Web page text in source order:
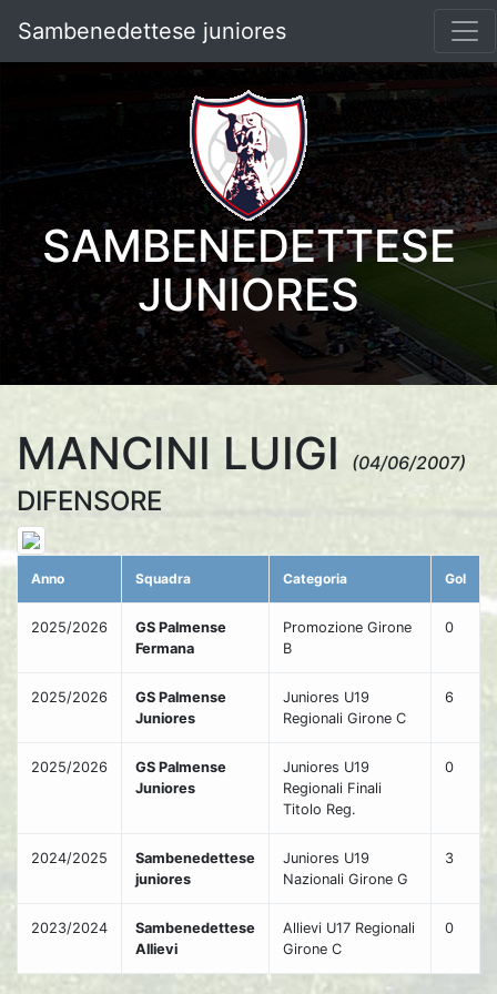
Sambenedettese juniores
SAMBENEDETTESE
JUNIORES
MANCINI LUIGI (04/06/2007)
DIFENSORE
Anno Squadra Categoria Gol
2025/2026
GS Palmense
Fermana
Promozione Girone
B
0
2025/2026
GS Palmense
Juniores
Juniores U19
Regionali Girone C
6
2025/2026
GS Palmense
Juniores
Juniores U19
Regionali Finali
Titolo Reg.
0
2024/2025
Sambenedettese
juniores
Juniores U19
Nazionali Girone G
3
2023/2024
Sambenedettese
Allievi
Allievi U17 Regionali
Girone C
0